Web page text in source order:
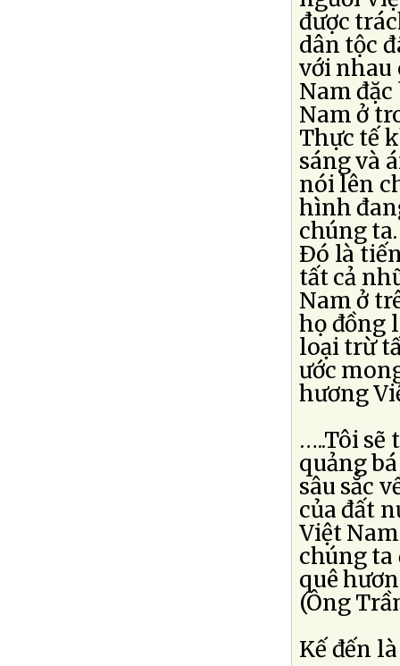
được
dân tộc
với nhau
Nam
Nam ở
Thực tế
sáng và
nói lên
hình
chúng
Ðó là
tất cả
Nam ở
họ đồng
loại trừ
ước
hương
…..Tôi sẽ
quảng
sâu sắc
của đất
Việt
chúng ta
quê
(Ông
Kế đến